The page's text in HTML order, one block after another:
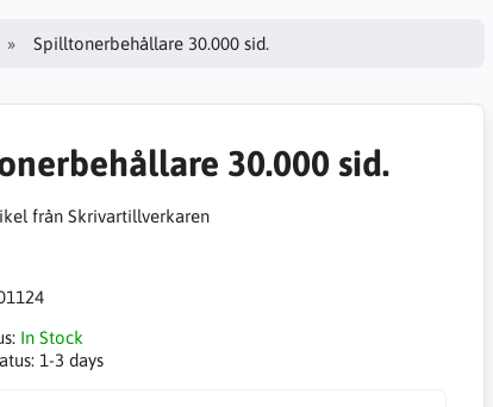
Spilltonerbehållare 30.000 sid.
30.000 sid.
från Skrivartillverkaren
In Stock
1-3 days